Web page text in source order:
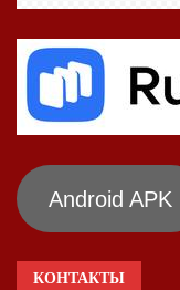
Android APK
КОНТАКТЫ